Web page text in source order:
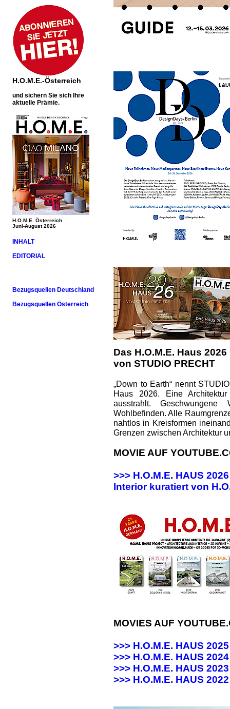
H.O.M.E.-Österreich
und sichern Sie sich Ihre
aktuelle Prämie.
H.O.M.E. Österreich
Juni-August 2026
INHALT
EDITORIAL
Bezugsquellen Deutschland
Bezugsquellen Österreich
Das H.O.M.E. Haus 2026
von STUDIO PRECHT
„Down to Earth“ nennt
Haus 2026. Eine
ausstrahlt.
Wohlbefinden. Alle
nahtlos in Kreisformen
Grenzen zwischen Architektur
MOVIE AUF
>>> H.O.M.E. HAUS
Interior kuratiert von
MOVIES AUF
>>> H.O.M.E. HAUS
>>> H.O.M.E. HAUS
>>> H.O.M.E. HAUS
>>> H.O.M.E. HAUS